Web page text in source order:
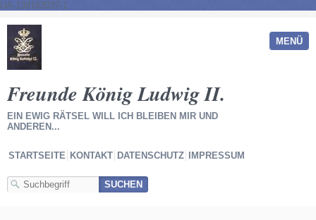
UA-139163037-1
MENÜ
Freunde König Ludwig II.
EIN EWIG RÄTSEL WILL ICH BLEIBEN MIR UND
ANDEREN...
STARTSEITE KONTAKT DATENSCHUTZ IMPRESSUM